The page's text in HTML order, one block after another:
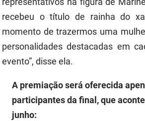
recebeu o título de rainha do
momento de trazermos uma
personalidades destacadas em
evento”, disse ela.
A premiação será oferecida
participantes da final, que
junho: